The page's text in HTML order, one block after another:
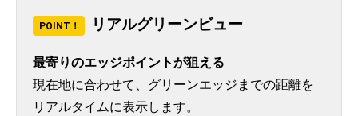
POINT！ リアルグリーンビュー
最寄りのエッジポイントが狙える
現在地に合わせて、グリーンエッジまでの距離を
リアルタイムに表示します。